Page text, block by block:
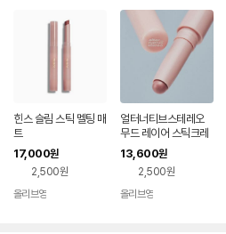
힌스 슬림 스틱 멜팅 매
트
17,000원
2,500원
올리브영
얼터너티브스테레오
무드 레이어 스틱크레
용 5종
13,600원
2,500원
올리브영